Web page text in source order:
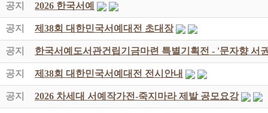
공지 2026 한국서예
공지 제38회 대한민국서예대전 초대장
공지 한국서예도서관건립기금마련 특별기획전 - '문자향 서
공지 제38회 대한민국서예대전 전시안내
공지 2026 차세대 서예작가전-죽지마라 제발 공모요강